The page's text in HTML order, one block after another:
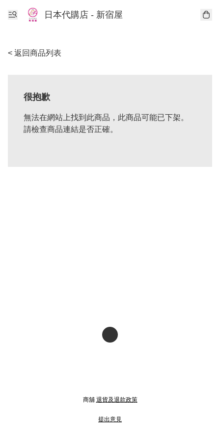
日本代購店 - 新宿屋
< 返回商品列表
很抱歉
無法在網站上找到此商品，此商品可能已下架。
請檢查商品連結是否正確。
商舖 退貨及退款政策
提出意見